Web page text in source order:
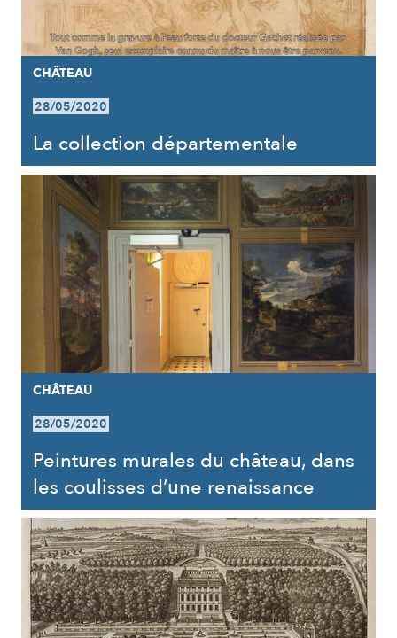
CHÂTEAU
28/05/2020
La collection départementale
CHÂTEAU
28/05/2020
Peintures murales du château, dans
les coulisses d’une renaissance